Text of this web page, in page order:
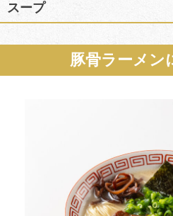
スープ
豚骨ラーメン